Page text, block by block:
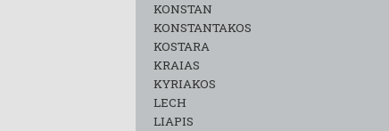
KONSTAN
KONSTANTAKOS
KOSTARA
KRAIAS
KYRIAKOS
LECH
LIAPIS